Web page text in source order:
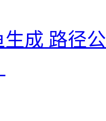
成 路径